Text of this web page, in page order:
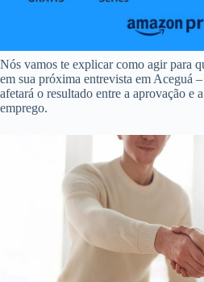
Nós vamos te explicar como agir para
em sua próxima entrevista em Aceguá
afetará o resultado entre a aprovação e
emprego.